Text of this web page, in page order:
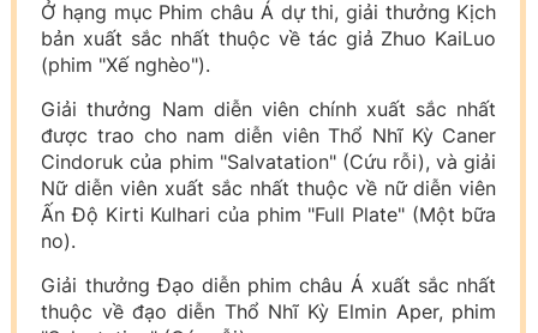
Ở hạng mục Phim châu Á dự thi, giải thưởng Kịch
bản xuất sắc nhất thuộc về tác giả Zhuo KaiLuo
(phim "Xế nghèo").
Giải thưởng Nam diễn viên chính xuất sắc nhất
được trao cho nam diễn viên Thổ Nhĩ Kỳ Caner
Cindoruk của phim "Salvatation" (Cứu rỗi), và giải
Nữ diễn viên xuất sắc nhất thuộc về nữ diễn viên
Ấn Độ Kirti Kulhari của phim "Full Plate" (Một bữa
no).
Giải thưởng Đạo diễn phim châu Á xuất sắc nhất
thuộc về đạo diễn Thổ Nhĩ Kỳ Elmin Aper, phim